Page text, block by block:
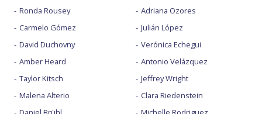
Ronda Rousey
Carmelo Gómez
David Duchovny
Amber Heard
Taylor Kitsch
Malena Alterio
Adriana Ozores
Julián López
Verónica Echegui
Antonio Velázquez
Jeffrey Wright
Clara Riedenstein